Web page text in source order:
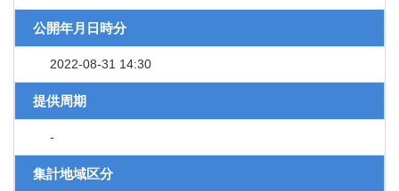
公開年月日時分
2022-08-31 14:30
提供周期
-
集計地域区分